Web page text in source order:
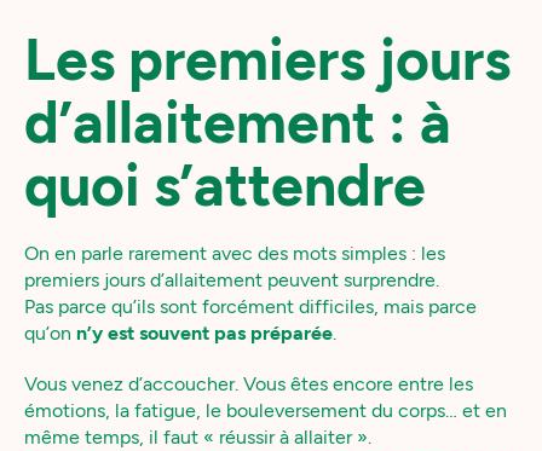
Les premiers jours
d’allaitement : à
quoi s’attendre
On en parle rarement avec des mots simples : les
premiers jours d’allaitement peuvent surprendre.
Pas parce qu’ils sont forcément difficiles, mais parce
qu’on n’y est souvent pas préparée.
Vous venez d’accoucher. Vous êtes encore entre les
émotions, la fatigue, le bouleversement du corps… et en
même temps, il faut « réussir à allaiter ».